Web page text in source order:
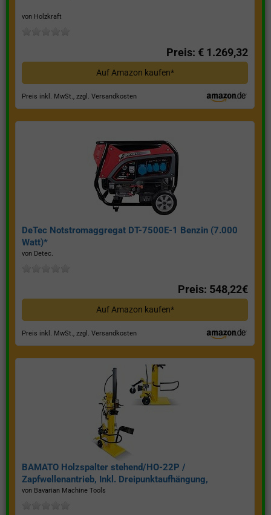
von Holzkraft
Preis: € 1.269,32
Auf Amazon kaufen*
Preis inkl. MwSt., zzgl. Versandkosten
DeTec Notstromaggregat DT-7500E-1 Benzin (7.000
Watt)*
von Detec.
Preis: 548,22€
Auf Amazon kaufen*
Preis inkl. MwSt., zzgl. Versandkosten
BAMATO Holzspalter stehend/HO-22P /
Zapfwellenantrieb, Inkl. Dreipunktaufhängung,
Spaltkraft 22 Tonnen*
von Bavarian Machine Tools